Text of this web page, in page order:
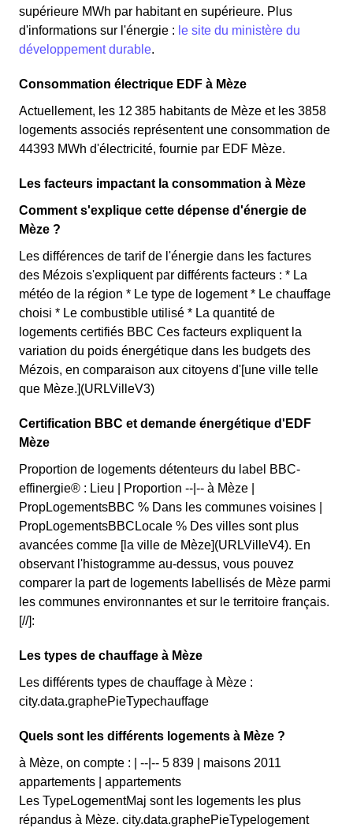
supérieure MWh par habitant en supérieure. Plus
d'informations sur l'énergie : le site du ministère du
développement durable.
Consommation électrique EDF à Mèze
Actuellement, les 12 385 habitants de Mèze et les 3858
logements associés représentent une consommation de
44393 MWh d'électricité, fournie par EDF Mèze.
Les facteurs impactant la consommation à Mèze
Comment s'explique cette dépense d'énergie de
Mèze ?
Les différences de tarif de l'énergie dans les factures
des Mézois s'expliquent par différents facteurs : * La
météo de la région * Le type de logement * Le chauffage
choisi * Le combustible utilisé * La quantité de
logements certifiés BBC Ces facteurs expliquent la
variation du poids énergétique dans les budgets des
Mézois, en comparaison aux citoyens d'[une ville telle
que Mèze.](URLVilleV3)
Certification BBC et demande énergétique d'EDF
Mèze
Proportion de logements détenteurs du label BBC-
effinergie® : Lieu | Proportion --|-- à Mèze |
PropLogementsBBC % Dans les communes voisines |
PropLogementsBBCLocale % Des villes sont plus
avancées comme [la ville de Mèze](URLVilleV4). En
observant l'histogramme au-dessus, vous pouvez
comparer la part de logements labellisés de Mèze parmi
les communes environnantes et sur le territoire français.
[//]:
Les types de chauffage à Mèze
Les différents types de chauffage à Mèze :
city.data.graphePieTypechauffage
Quels sont les différents logements à Mèze ?
à Mèze, on compte : | --|-- 5 839 | maisons 2011
appartements | appartements
Les TypeLogementMaj sont les logements les plus
répandus à Mèze. city.data.graphePieTypelogement